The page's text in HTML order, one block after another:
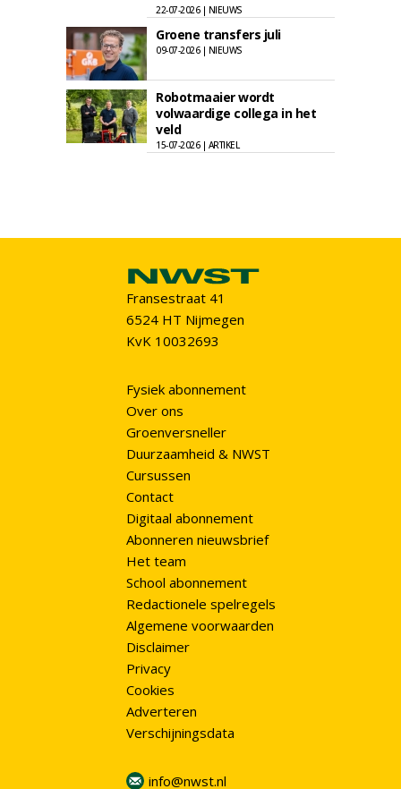
22-07-2026 | NIEUWS
Groene transfers juli
09-07-2026 | NIEUWS
Robotmaaier wordt
volwaardige collega in het
veld
15-07-2026 | ARTIKEL
Fransestraat 41
6524 HT Nijmegen
KvK 10032693
Fysiek abonnement
Over ons
Groenversneller
Duurzaamheid & NWST
Cursussen
Contact
Digitaal abonnement
Abonneren nieuwsbrief
Het team
School abonnement
Redactionele spelregels
Algemene voorwaarden
Disclaimer
Privacy
Cookies
Adverteren
Verschijningsdata
info@nwst.nl